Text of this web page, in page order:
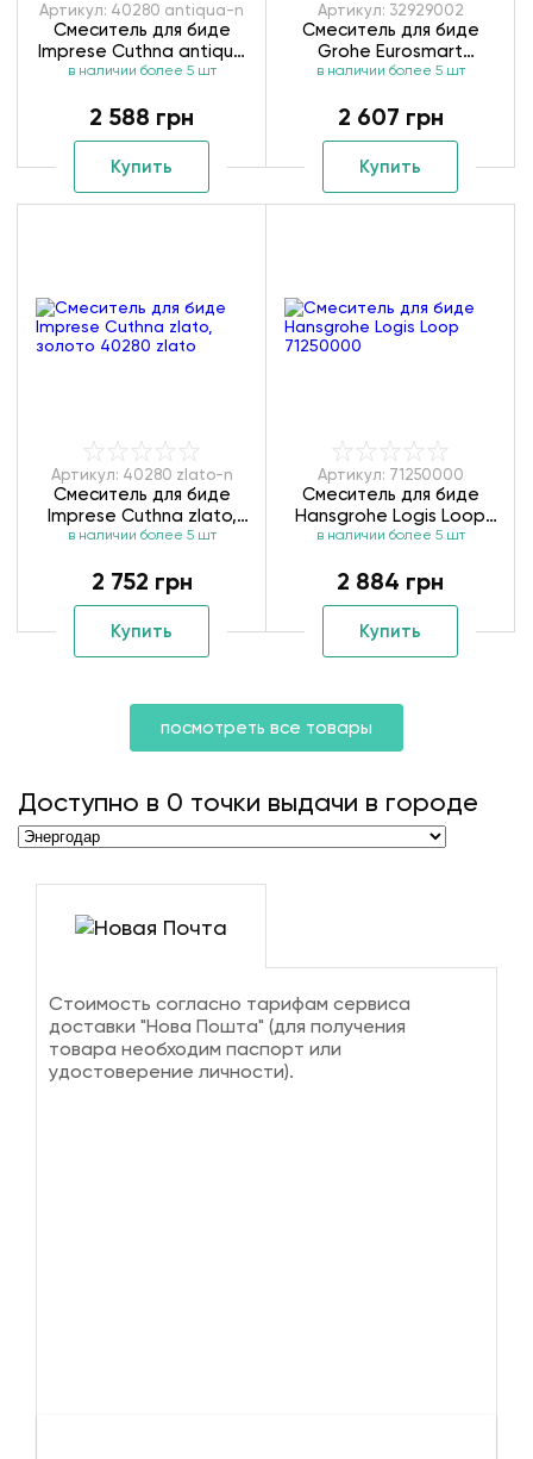
Артикул: 40280 antiqua-n
Смеситель для биде
Imprese Cuthna antiqua
40280 antiqua
в наличии более 5 шт
2 588 грн
Купить
Артикул: 32929002
Смеситель для биде
Grohe Eurosmart
32929002
в наличии более 5 шт
2 607 грн
Купить
Артикул: 40280 zlato-n
Смеситель для биде
Imprese Cuthna zlato,
золото 40280 zlato
в наличии более 5 шт
2 752 грн
Купить
Артикул: 71250000
Смеситель для биде
Hansgrohe Logis Loop
71250000
в наличии более 5 шт
2 884 грн
Купить
посмотреть все товары
Доступно в 0 точки выдачи в городе
Стоимость согласно тарифам сервиса
доставки "Нова Пошта" (для получения
товара необходим паспорт или
удостоверение личности).